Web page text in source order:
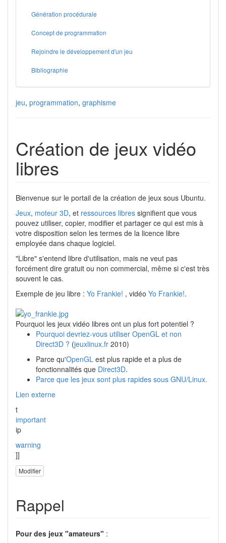
Génération procédurale
Concept de programmation
Rejoindre le développement d'un jeu
Bibliographie
jeu, programmation, graphisme
Création de jeux vidéo
libres
Bienvenue sur le portail de la création de jeux sous Ubuntu.
Jeux, moteur 3D, et ressources libres signifient que vous
pouvez utiliser, copier, modifier et partager ce qui est mis à
votre disposition selon les termes de la licence libre
employée dans chaque logiciel.
"Libre" s'entend libre d'utilisation, mais ne veut pas
forcément dire gratuit ou non commercial, même si c'est très
souvent le cas.
Exemple de jeu libre : Yo Frankie! , vidéo Yo Frankie!.
Pourquoi les jeux vidéo libres ont un plus fort potentiel ?
Pourquoi devriez-vous utiliser OpenGL et non
Direct3D ? (jeuxlinux.fr 2010)
Parce qu'OpenGL est plus rapide et a plus de
fonctionnalités que Direct3D.
Parce que les jeux sont plus rapides sous GNU/Linux.
Lien externe
t
important
ip
warning
]]
Modifier
Rappel
Pour des jeux "amateurs" :